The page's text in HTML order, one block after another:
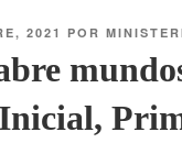
2021 POR